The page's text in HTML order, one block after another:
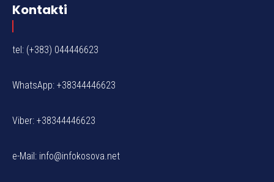
Kontakti
tel: (+383) 044446623
WhatsApp: +38344446623
Viber: +38344446623
e-Mail: info@infokosova.net